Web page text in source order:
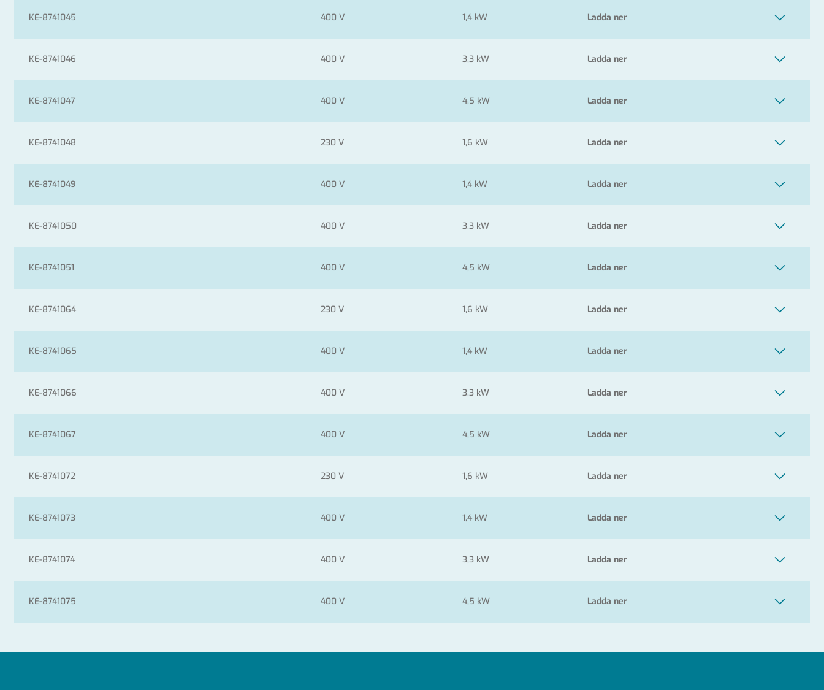
KE-8741045 400 V 1,4 kW
KE-8741046 400 V 3,3 kW
KE-8741047 400 V 4,5 kW
KE-8741048 230 V 1,6 kW
KE-8741049 400 V 1,4 kW
KE-8741050 400 V 3,3 kW
KE-8741051 400 V 4,5 kW
KE-8741064 230 V 1,6 kW
KE-8741065 400 V 1,4 kW
KE-8741066 400 V 3,3 kW
KE-8741067 400 V 4,5 kW
KE-8741072 230 V 1,6 kW
KE-8741073 400 V 1,4 kW
KE-8741074 400 V 3,3 kW
KE-8741075 400 V 4,5 kW